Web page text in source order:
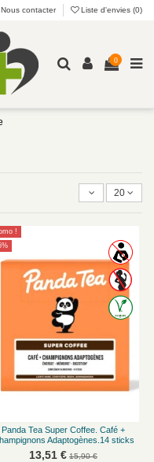
Nous contacter Liste d'envies (0)
0
20
!
Panda Tea Super Coffee. Café +
Adaptogènes.14 sticks
13,51 € 15,90 €